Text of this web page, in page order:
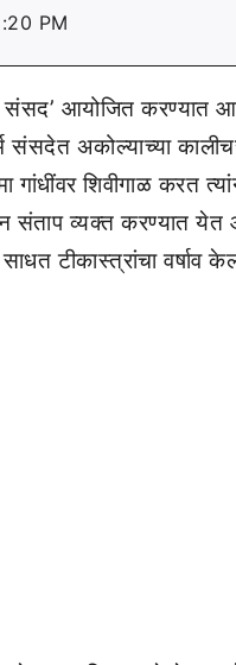
PM
संसद’ आयोजित करण्यात
अकोल्याच्या
गांधींवर शिवीगाळ करत
व्यक्त करण्यात येत
टीकास्त्रांचा वर्षाव